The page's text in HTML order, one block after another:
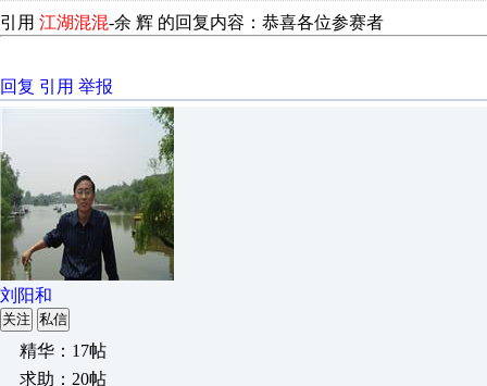
引用 江湖混混-余 辉 的回复内容：恭喜各位参赛者
回复 引用 举报
刘阳和
关注 私信
精华：17帖
求助：20帖